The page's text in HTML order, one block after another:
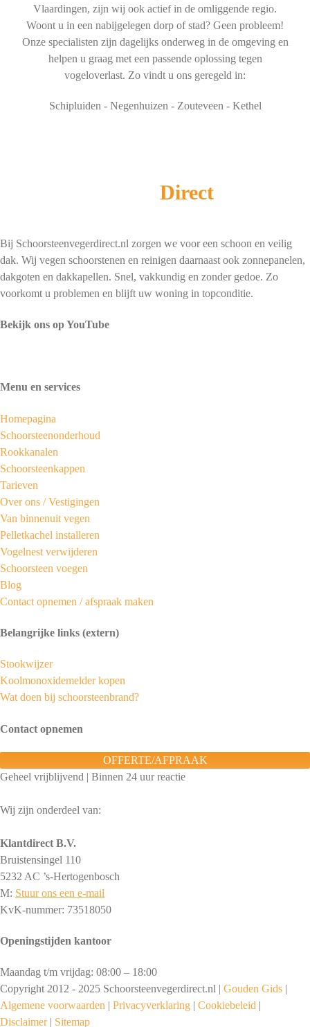
Vlaardingen, zijn wij ook actief in de omliggende regio.
Woont u in een nabijgelegen dorp of stad? Geen probleem!
Onze specialisten zijn dagelijks onderweg in de omgeving en
helpen u graag met een passende oplossing tegen
vogeloverlast. Zo vindt u ons geregeld in:
Schipluiden - Negenhuizen - Zouteveen - Kethel
Direct
Bij Schoorsteenvegerdirect.nl zorgen we voor een schoon en veilig
dak. Wij vegen schoorstenen en reinigen daarnaast ook zonnepanelen,
dakgoten en dakkapellen. Snel, vakkundig en zonder gedoe. Zo
voorkomt u problemen en blijft uw woning in topconditie.
Bekijk ons op YouTube
Menu en services
Homepagina
Schoorsteenonderhoud
Rookkanalen
Schoorsteenkappen
Tarieven
Over ons /Vestigingen
Van binnenuit vegen
Pelletkachel installeren
Vogelnest verwijderen
Schoorsteen voegen
Blog
Contact opnemen / afspraak maken
Belangrijke links (extern)
Stookwijzer
Koolmonoxidemelder kopen
Wat doen bij schoorsteenbrand?
Contact opnemen
OFFERTE/AFPRAAK
Geheel vrijblijvend | Binnen 24 uur reactie
Wij zijn onderdeel van:
Klantdirect B.V.
Bruistensingel 110
5232 AC ’s-Hertogenbosch
M: Stuur ons een e-mail
KvK-nummer: 73518050
Openingstijden kantoor
Maandag t/m vrijdag: 08:00 – 18:00
Copyright 2012 - 2025 Schoorsteenvegerdirect.nl | Gouden Gids |
Algemene voorwaarden | Privacyverklaring | Cookiebeleid |
Disclaimer| Sitemap